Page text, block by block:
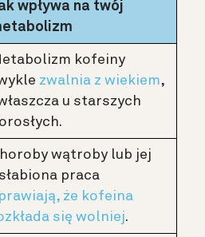
wpływa na twój
kofeiny
zwalnia z wiekiem,
u starszych
wątroby lub jej
praca
że kofeina
się wolniej.